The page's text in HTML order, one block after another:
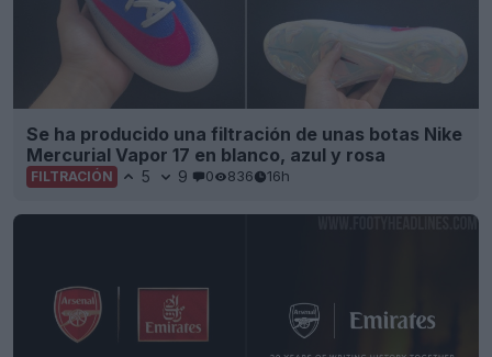
Se ha producido una filtración de unas botas Nike
Mercurial Vapor 17 en blanco, azul y rosa
FILTRACIÓN 5 9 0 836 16h